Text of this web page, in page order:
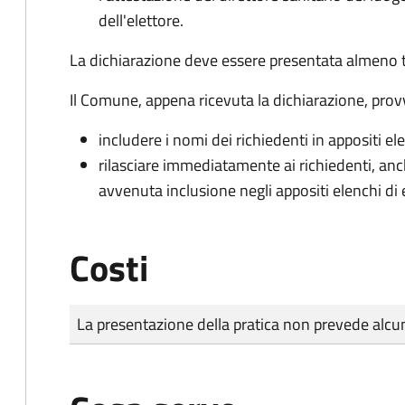
dell'elettore.
La dichiarazione deve essere presentata
Il Comune, appena ricevuta la dichiarazione,
includere i nomi dei richiedenti in appositi
rilasciare immediatamente ai richiedenti,
avvenuta inclusione negli appositi elenchi di
Costi
Tipo di pagamento
Importo
La presentazione della pratica non prevede